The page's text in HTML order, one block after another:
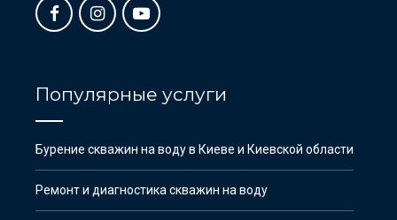
Популярные услуги
Бурение скважин на воду в Киеве и Киевской области
Ремонт и диагностика скважин на воду